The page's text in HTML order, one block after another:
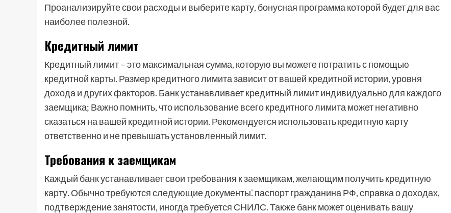
Проанализируйте свои расходы и выберите карту, бонусная программа которой будет для вас
наиболее полезной.
Кредитный лимит
Кредитный лимит – это максимальная сумма, которую вы можете потратить с помощью
кредитной карты. Размер кредитного лимита зависит от вашей кредитной истории, уровня
дохода и других факторов. Банк устанавливает кредитный лимит индивидуально для каждого
заемщика; Важно помнить, что использование всего кредитного лимита может негативно
сказаться на вашей кредитной истории. Рекомендуется использовать кредитную карту
ответственно и не превышать установленный лимит.
Требования к заемщикам
Каждый банк устанавливает свои требования к заемщикам, желающим получить кредитную
карту. Обычно требуются следующие документы⁚ паспорт гражданина РФ, справка о доходах,
подтверждение занятости, иногда требуется СНИЛС. Также банк может оценивать вашу